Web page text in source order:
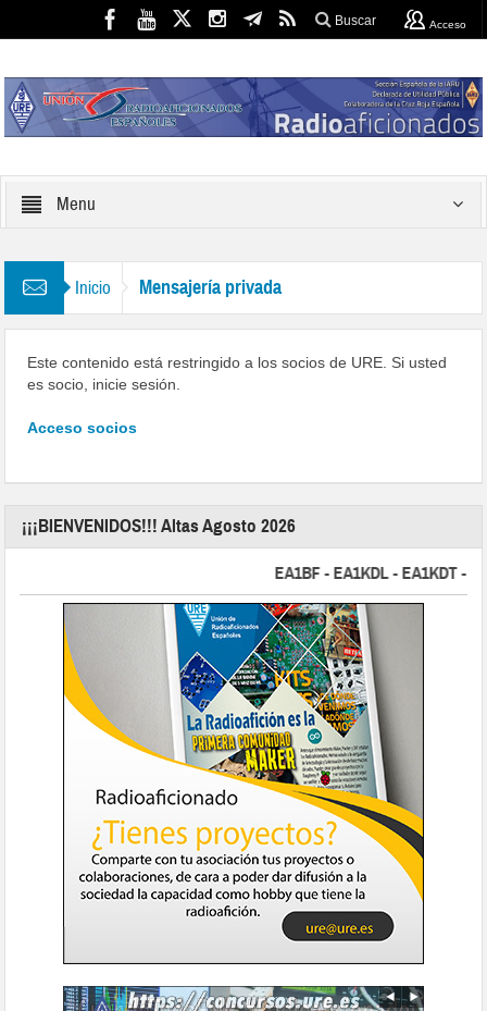
Buscar Acceso
Menu
Inicio Mensajería privada
Este contenido está restringido a los socios de URE. Si usted
es socio, inicie sesión.
Acceso socios
¡¡¡BIENVENIDOS!!! Altas Agosto 2026
EA1BF - EA1KDL - EA1KDT -